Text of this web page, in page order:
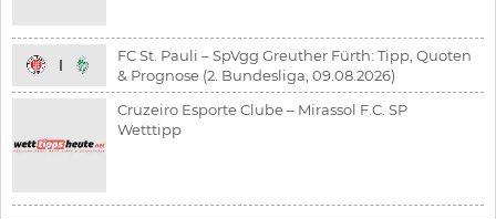
FC St. Pauli – SpVgg Greuther Fürth: Tipp, Quoten
& Prognose (2. Bundesliga, 09.08.2026)
Cruzeiro Esporte Clube – Mirassol F.C. SP
Wetttipp